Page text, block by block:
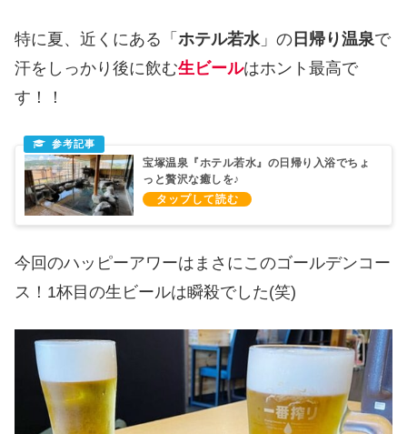
特に夏、近くにある「 ホテル若水 」の 日帰り温泉で
汗をしっかり後に飲む生ビールはホント最高で
す！！
宝塚温泉『ホテル若水』の日帰り入浴でちょ
っと贅沢な癒しを♪
今回のハッピーアワーはまさにこのゴールデンコー
ス！1杯目の生ビールは瞬殺でした(笑)